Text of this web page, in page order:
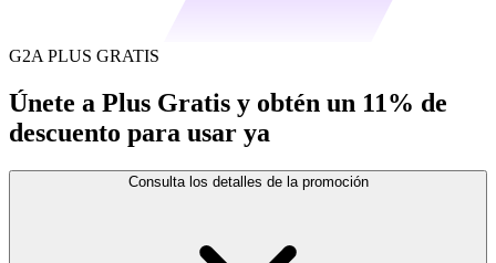
G2A PLUS GRATIS
Únete a Plus Gratis y obtén un 11% de
descuento para usar ya
Consulta los detalles de la promoción